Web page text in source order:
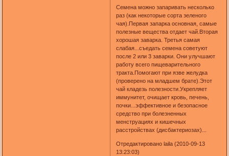
Семена можно запаривать несколько
раз (как некоторые сорта зеленого
чая).Первая запарка основная, самые
полезные вещества отдает чай.Вторая
хорошая заварка. Третья самая
слабая...съедать семена советуют
после 2 или 3 заварки. Они улучшают
работу всего пищеварительного
тракта.Помогают при язве желудка
(проверено на младшем брате).Этот
чай кладезь полезности.Укрепляет
иммунитет, очищает кровь, печень,
почки...эффективное и безопасное
средство при болезненных
менструациях и кишечных
расстройствах (дисбактериозах)...
Отредактировано laila (2010-09-13
13:23:03)